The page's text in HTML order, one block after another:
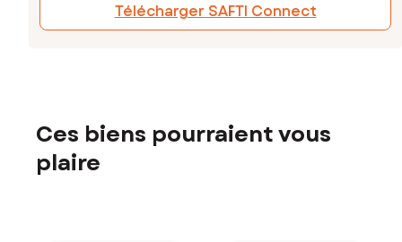
Télécharger SAFTI Connect
Ces biens pourraient vous
plaire